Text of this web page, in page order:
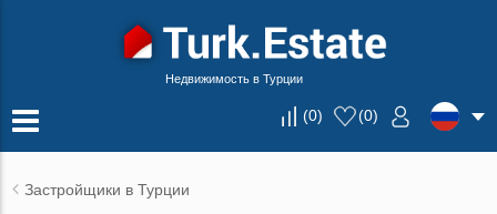
Недвижимость в Турции
(0) (0)
Застройщики в Турции